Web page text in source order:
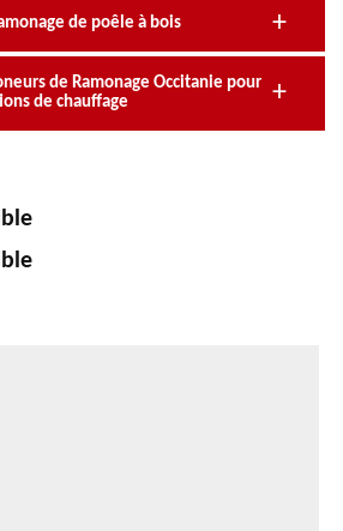
de poêle à bois
de Ramonage Occitanie pour
de chauffage